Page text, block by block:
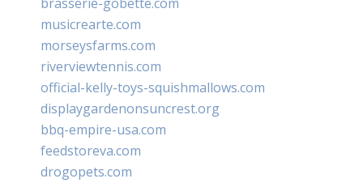
musicrearte.com
morseysfarms.com
riverviewtennis.com
official-kelly-toys-squishmallows.com
displaygardenonsuncrest.org
bbq-empire-usa.com
feedstoreva.com
drogopets.com